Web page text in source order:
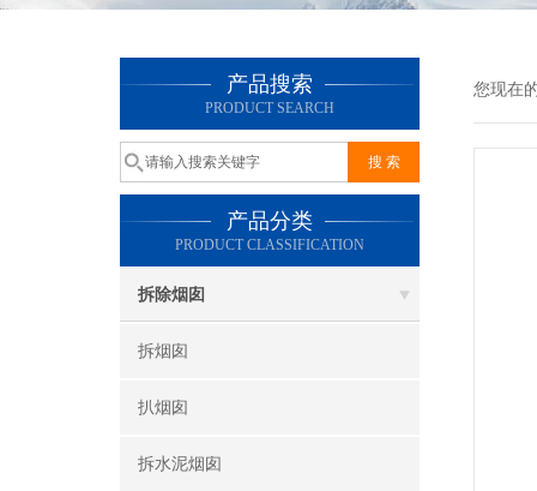
产品搜索
PRODUCT SEARCH
产品分类
PRODUCT CLASSIFICATION
拆除烟囱
拆烟囱
扒烟囱
拆水泥烟囱
您现在